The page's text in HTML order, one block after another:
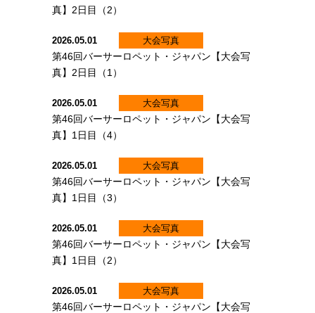
真】2日目（2）
2026.05.01 大会写真
第46回バーサーロペット・ジャパン【大会写
真】2日目（1）
2026.05.01 大会写真
第46回バーサーロペット・ジャパン【大会写
真】1日目（4）
2026.05.01 大会写真
第46回バーサーロペット・ジャパン【大会写
真】1日目（3）
2026.05.01 大会写真
第46回バーサーロペット・ジャパン【大会写
真】1日目（2）
2026.05.01 大会写真
第46回バーサーロペット・ジャパン【大会写